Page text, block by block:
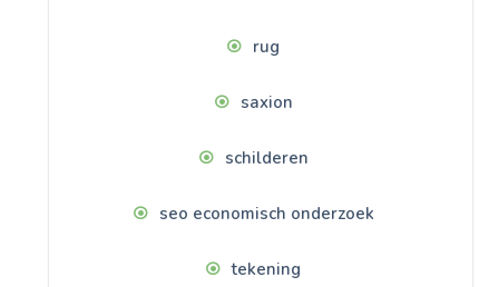
rug
saxion
schilderen
seo economisch onderzoek
tekening